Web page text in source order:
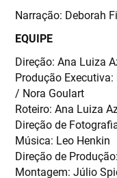
Narração: Deborah
EQUIPE
Direção: Ana Luiza
Produção
/ Nora Goulart
Roteiro: Ana Luiza
Direção de
Música: Leo Henkin
Direção de
Montagem: Júlio